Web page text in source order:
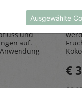
und
auf.
Den
&
€
Ausgewählte